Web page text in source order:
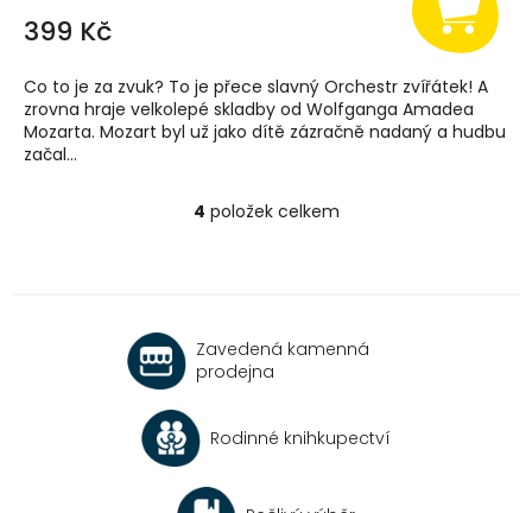
399 Kč
Co to je za zvuk? To je přece slavný Orchestr zvířátek! A
zrovna hraje velkolepé skladby od Wolfganga Amadea
Mozarta. Mozart byl už jako dítě zázračně nadaný a hudbu
začal...
O
a
c
í
r
v
4 položek celkem
Zavedená kamenná
prodejna
Rodinné knihkupectví